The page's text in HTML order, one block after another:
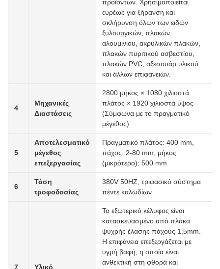
προϊόντων. Χρησιμοποιείται
ευρέως για ξήρανση και
σκλήρυνση όλων των ειδών
ξυλουργικών, πλακών
αλουμινίου, ακρυλικών πλακών,
πλακών πυριτικού ασβεστίου,
πλακών PVC, αξεσουάρ υλικού
και άλλων επιφανειών.
4
Μηχανικές
Διαστάσεις
2800 μήκος × 1080 χιλιοστά
πλάτος × 1920 χιλιοστά ύψος
(Σύμφωνα με το πραγματικό
μέγεθος)
5
Αποτελεσματικό
μέγεθος
επεξεργασίας
Πραγματικό πλάτος: 400 mm,
πάχος: 2-80 mm, μήκος
(μικρότερο): 500 mm
6
Τάση
τροφοδοσίας
380V 50HZ, τριφασικό σύστημα
πέντε καλωδίων
7 Υλικό
Το εξωτερικό κέλυφος είναι
κατασκευασμένο από πλάκα
ψυχρής έλασης πάχους 1,5mm.
Η επιφάνεια επεξεργάζεται με
υγρή βαφή, η οποία είναι
ανθεκτική στη φθορά και